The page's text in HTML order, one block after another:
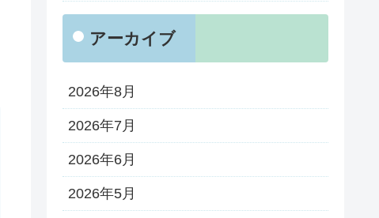
アーカイブ
2026年8月
2026年7月
2026年6月
2026年5月